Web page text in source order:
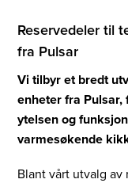
Reservedeler til
fra Pulsar
Vi tilbyr et bredt
enheter fra
ytelsen og
varmesøkende
Blant vårt utvalg